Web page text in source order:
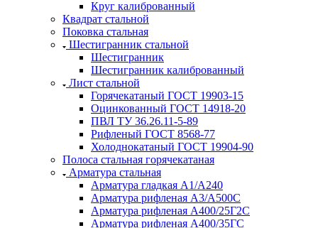
Круг калиброванный
Квадрат стальной
Поковка стальная
Шестигранник стальной
Шестигранник
Шестигранник калиброванный
Лист стальной
Горячекатаный ГОСТ 19903-15
Оцинкованный ГОСТ 14918-20
ПВЛ ТУ 36.26.11-5-89
Рифленый ГОСТ 8568-77
Холоднокатаный ГОСТ 19904-90
Полоса стальная горячекатаная
Арматура стальная
Арматура гладкая А1/А240
Арматура рифленая А3/А500С
Арматура рифленая А400/25Г2С
Арматура рифленая А400/35ГС